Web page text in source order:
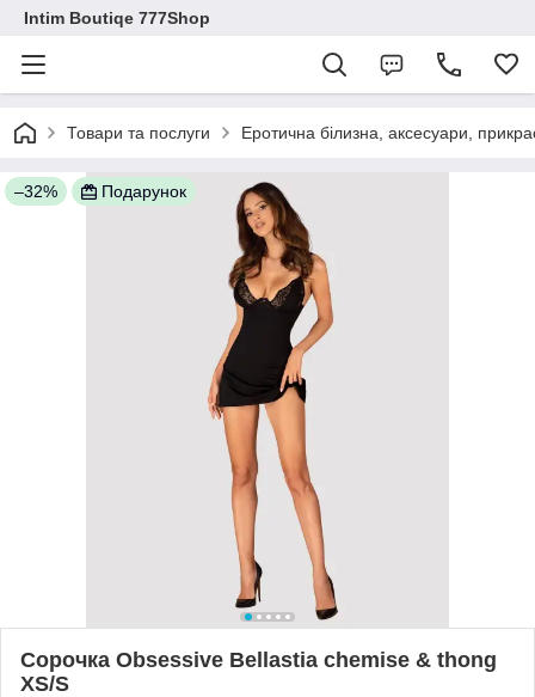
Intim Boutiqe 777Shop
Товари та послуги Еротична білизна, аксесуари,
–32% Подарунок
Сорочка Obsessive Bellastia chemise & thong
XS/S